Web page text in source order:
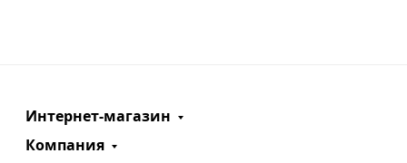
Интернет-магазин
Компания